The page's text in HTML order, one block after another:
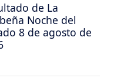
de La
Noche del
8 de agosto de